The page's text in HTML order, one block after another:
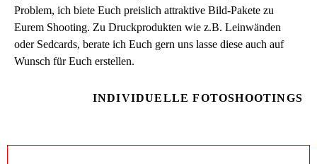
Problem, ich biete Euch preislich attraktive Bild-Pakete zu
Eurem Shooting. Zu Druckprodukten wie z.B. Leinwänden
oder Sedcards, berate ich Euch gern uns lasse diese auch auf
Wunsch für Euch erstellen.
INDIVIDUELLE FOTOSHOOTINGS